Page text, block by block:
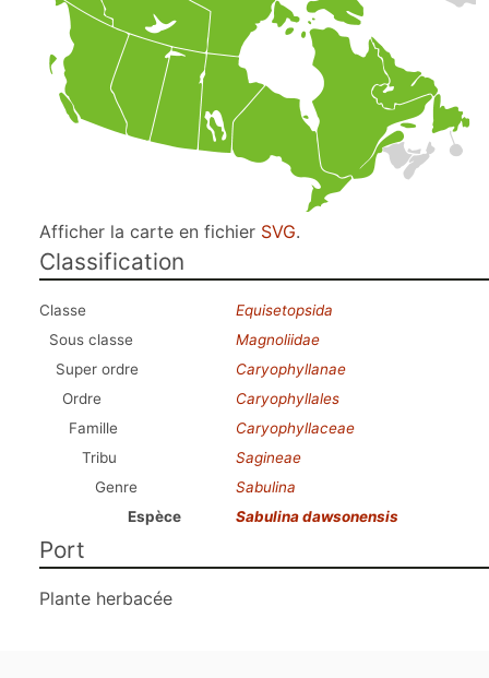
Afficher la carte en fichier SVG.
Classification
Classe
Equisetopsida
Sous classe
Magnoliidae
Super ordre
Caryophyllanae
Ordre
Caryophyllales
Famille
Caryophyllaceae
Tribu
Sagineae
Genre
Sabulina
Espèce
Sabulina dawsonensis
Port
Plante herbacée